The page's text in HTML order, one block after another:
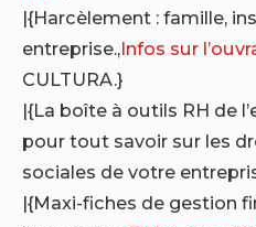
|{Harcèlement : famille,
entreprise.,Infos sur
CULTURA.}
|{La boîte à outils RH de
pour tout savoir sur les
sociales de votre
|{Maxi-fiches de gestion